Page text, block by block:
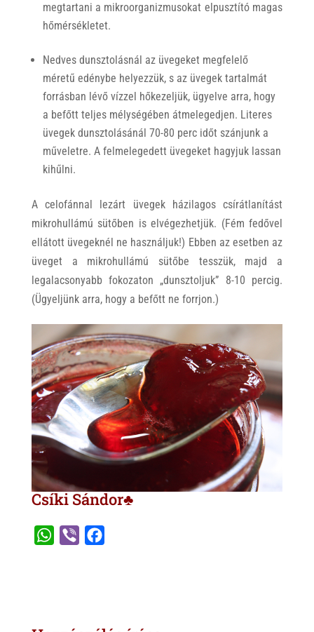
megtartani a mikroorganizmusokat elpusztító magas
hőmérsékletet.
Nedves dunsztolásnál az üvegeket megfelelő
méretű edénybe helyezzük, s az üvegek tartalmát
forrásban lévő vízzel hőkezeljük, ügyelve arra, hogy
a befőtt teljes mélységében átmelegedjen. Literes
üvegek dunsztolásánál 70-80 perc időt szánjunk a
műveletre. A felmelegedett üvegeket hagyjuk lassan
kihűlni.
A celofánnal lezárt üvegek házilagos csírátlanítást
mikrohullámú sütőben is elvégezhetjük. (Fém fedővel
ellátott üvegeknél ne használjuk!) Ebben az esetben az
üveget a mikrohullámú sütőbe tesszük, majd a
legalacsonyabb fokozaton „dunsztoljuk” 8-10 percig.
(Ügyeljünk arra, hogy a befőtt ne forrjon.)
Csíki Sándor♣